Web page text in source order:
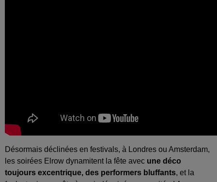
Désormais déclinées en festivals, à Londres ou Amsterdam,
les soirées Elrow dynamitent la fête avec une déco
toujours excentrique, des performers bluffants, et la